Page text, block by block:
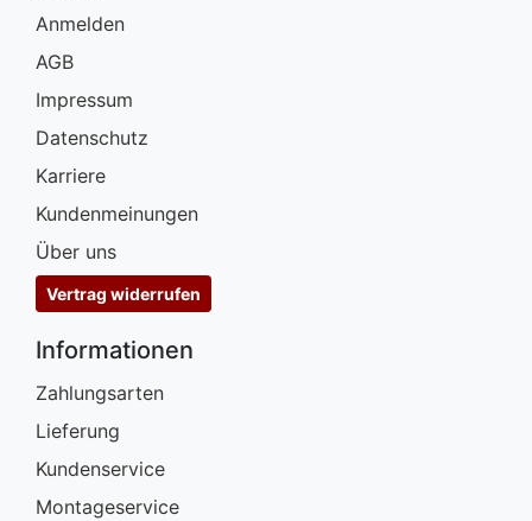
Anmelden
AGB
Impressum
Datenschutz
Karriere
Kundenmeinungen
Über uns
Vertrag widerrufen
Informationen
Zahlungsarten
Lieferung
Kundenservice
Montageservice